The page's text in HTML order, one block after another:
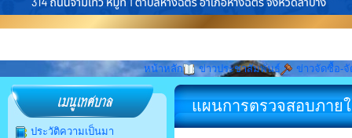
หน้าหลัก ข่าวประชาสัมพันธ์ ข่าวจัดซื้อ-จั
ประวัติความเป็นมา
แผนการตรวจสอบภาย